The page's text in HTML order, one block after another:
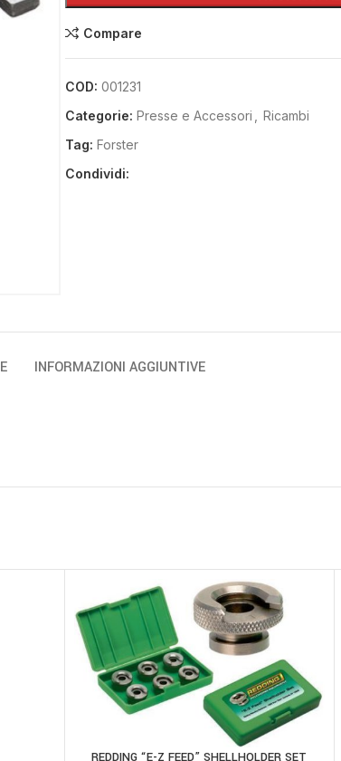
Compare
COD: 001231
Categorie: Presse e Accessori
Ricambi
Tag: Forster
Condividi:
INFORMAZIONI AGGIUNTIVE
AGGIUNGI AL CARRELLO
REDDING “E-Z FEED” SHELLHOLDER SET